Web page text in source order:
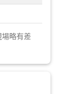
略有差